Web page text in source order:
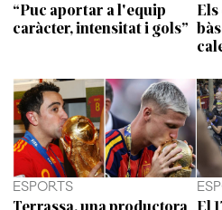
“Puc aportar a l'equip
caràcter, intensitat i gols”
ESPORTS
Terrassa, una productora El